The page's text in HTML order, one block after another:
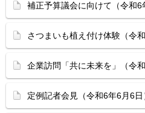
補正予算議会に向けて（令和6
さつまいも植え付け体験（令
企業訪問「共に未来を」（令和
定例記者会見（令和6年6月6日